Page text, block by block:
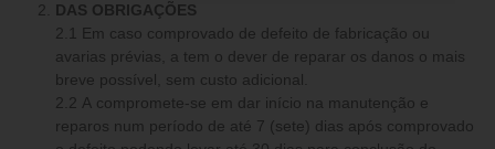
DAS OBRIGAÇÕES
2.1 Em caso comprovado de defeito de fabricação ou
avarias prévias, a tem o dever de reparar os danos o mais
breve possível, sem custo adicional.
2.2 A compromete-se em dar início na manutenção e
reparos num período de até 7 (sete) dias após comprovado